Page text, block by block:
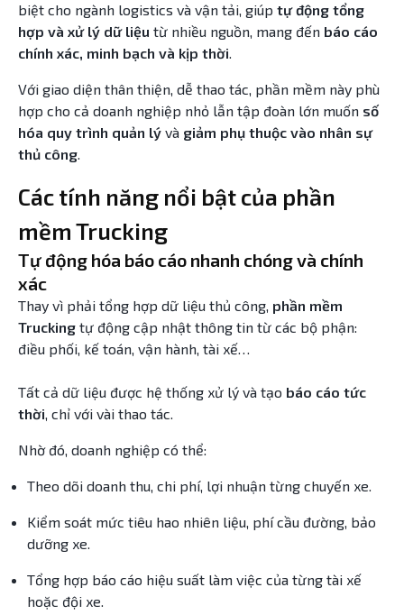
biệt cho ngành logistics và vận tải, giúp tự động tổng
hợp và xử lý dữ liệu từ nhiều nguồn, mang đến báo cáo
chính xác, minh bạch và kịp thời.
Với giao diện thân thiện, dễ thao tác, phần mềm này phù
hợp cho cả doanh nghiệp nhỏ lẫn tập đoàn lớn muốn số
hóa quy trình quản lý và giảm phụ thuộc vào nhân sự
thủ công.
Các tính năng nổi bật của phần
mềm Trucking
Tự động hóa báo cáo nhanh chóng và chính
xác
Thay vì phải tổng hợp dữ liệu thủ công, phần mềm
Trucking tự động cập nhật thông tin từ các bộ phận:
điều phối, kế toán, vận hành, tài xế…
Tất cả dữ liệu được hệ thống xử lý và tạo báo cáo tức
thời, chỉ với vài thao tác.
Nhờ đó, doanh nghiệp có thể:
Theo dõi doanh thu, chi phí, lợi nhuận từng chuyến xe.
Kiểm soát mức tiêu hao nhiên liệu, phí cầu đường, bảo
dưỡng xe.
Tổng hợp báo cáo hiệu suất làm việc của từng tài xế
hoặc đội xe.